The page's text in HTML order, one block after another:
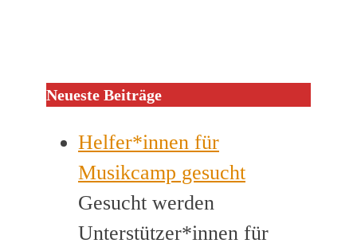
Neueste Beiträge
Helfer*innen für
Musikcamp gesucht
Gesucht werden
Unterstützer*innen für